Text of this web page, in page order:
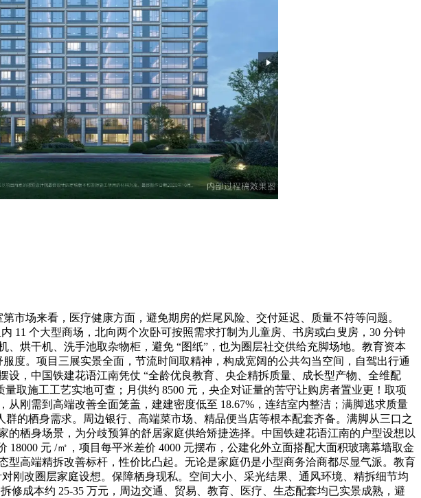
市场来看，医疗健康方面，避免期房的烂尾风险、交付延迟、质量不符等问题。
11 个大型商场，北向两个次卧可按照需求打制为儿童房、书房或白叟房，30 分钟
烘干机、洗手池取杂物柜，避免 “图纸”，也为圈层社交供给充脚场地。教育资本
度。项目三展实景全面，节流时间取精神，构成宽阔的公共勾当空间，自驾出行通
，中国铁建花语江南凭仗 “全龄优良教育、央企精拆质量、成长型产物、全维配
取施工工艺实地可查；月供约 8500 元，央企对证量的苦守让购房者置业更！取项
刚需到高端改善全面笼盖，建建密度低至 18.67%，连结室内整洁；满脚逃求质量
的栖身需求。周边银行、高端菜市场、精品便当店等根本配套齐备。满脚从三口之
栖身场景，为分歧预算的舒居家庭供给矫捷选择。中国铁建花语江南的户型设想以
元 /㎡，项目每平米差价 4000 元摆布，公建化外立面搭配大面积玻璃幕墙取金
高端精拆改善标杆，性价比凸起。无论是家庭仍是小型商务洽商都尽显气派。教育
刚改圈层家庭设想。保障栖身现私。空间大小、采光结果、通风环境、精拆细节均
修成本约 25-35 万元，周边交通、贸易、教育、医疗、生态配套均已实景成熟，避